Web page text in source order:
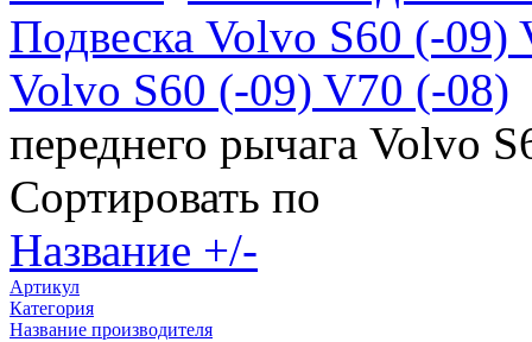
Подвеска Volvo S60 (-09)
Volvo S60 (-09) V70 (-08)
переднего рычага Volvo
Сортировать по
Название +/-
Артикул
Категория
Название производителя